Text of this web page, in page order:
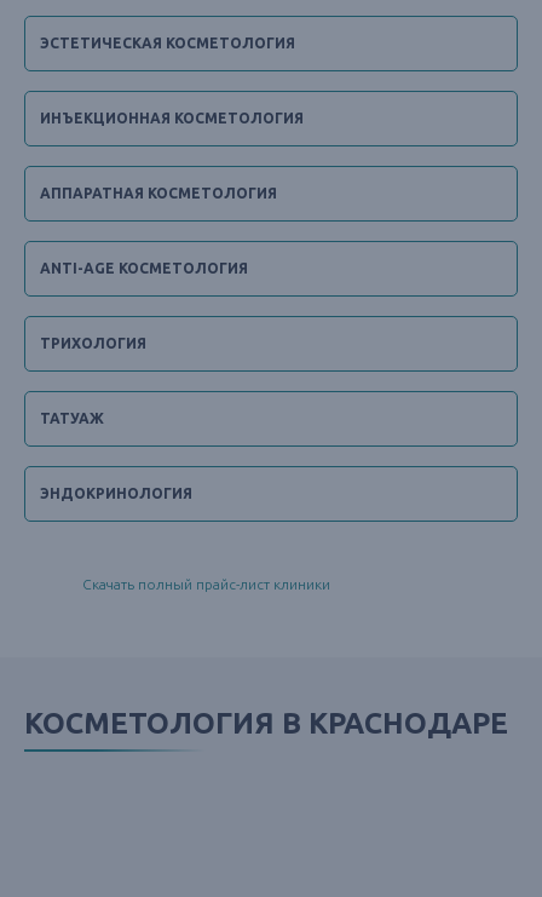
ЭСТЕТИЧЕСКАЯ КОСМЕТОЛОГИЯ
ИНЪЕКЦИОННАЯ КОСМЕТОЛОГИЯ
АППАРАТНАЯ КОСМЕТОЛОГИЯ
ANTI-AGE КОСМЕТОЛОГИЯ
ТРИХОЛОГИЯ
ТАТУАЖ
ЭНДОКРИНОЛОГИЯ
Скачать полный прайс-лист клиники
КОСМЕТОЛОГИЯ В КРАСНОДАРЕ